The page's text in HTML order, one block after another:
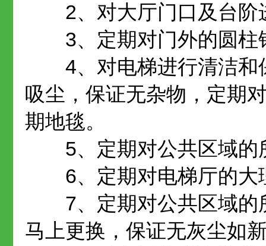
2、对大厅门口及台阶
3、定期对门外的圆柱
4、对电梯进行清洁和
吸尘，保证无杂物，定期
期地毯。
5、定期对公共区域的
6、定期对电梯厅的大
7、定期对公共区域的
马上更换，保证无灰尘如